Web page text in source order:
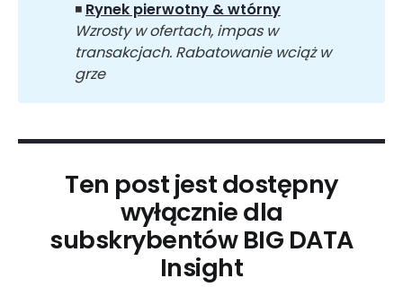
◾ Rynek pierwotny & wtórny
Wzrosty w ofertach, impas w
transakcjach. Rabatowanie wciąż w
grze
Ten post jest dostępny
wyłącznie dla
subskrybentów BIG DATA
Insight